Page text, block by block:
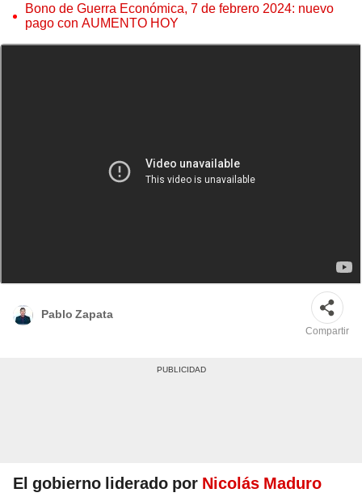
Bono de Guerra Económica, 7 de febrero 2024: nuevo
pago con AUMENTO HOY
Pablo Zapata
Compartir
El gobierno liderado por Nicolás Maduro